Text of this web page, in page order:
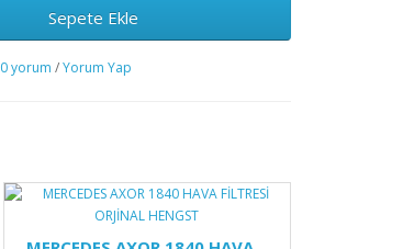
Sepete Ekle
0 yorum /Yorum Yap